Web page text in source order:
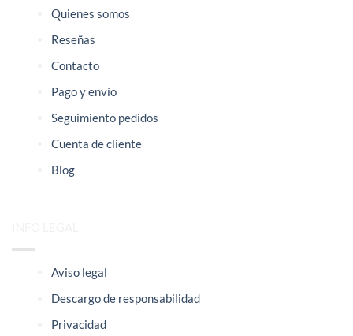
Quienes somos
Reseñas
Contacto
Pago y envío
Seguimiento pedidos
Cuenta de cliente
Blog
Aviso legal
Descargo de responsabilidad
Privacidad